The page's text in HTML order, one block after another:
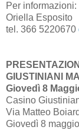
Per informazioni:
Oriella Esposito
tel. 366 5220670
GIUSTINIANI
Giovedì 8
Casino
Via Matteo
Giovedì 8